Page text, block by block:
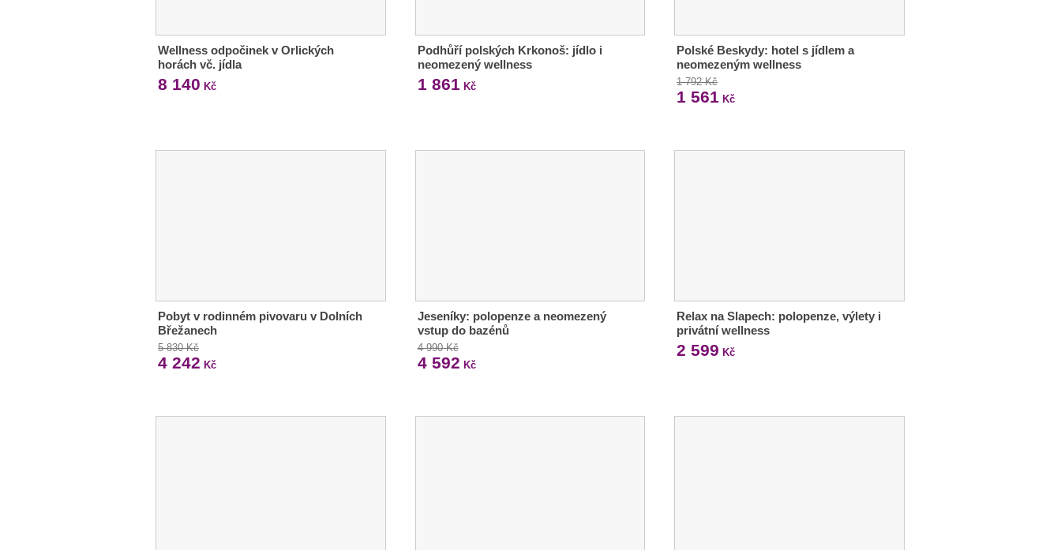
Wellness odpočinek v Orlických
horách vč. jídla
8 140 Kč
Podhůří polských Krkonoš: jídlo i
neomezený wellness
1 861 Kč
Polské Beskydy: hotel s jídlem a
neomezeným wellness
1 792 Kč
1 561 Kč
Pobyt v rodinném pivovaru v Dolních
Břežanech
5 830 Kč
4 242 Kč
Jeseníky: polopenze a neomezený
vstup do bazénů
4 990 Kč
4 592 Kč
Relax na Slapech: polopenze, výlety i
privátní wellness
2 599 Kč